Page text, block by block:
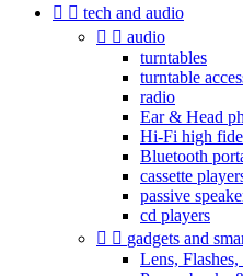
  tech and audio
  audio
turntables
turntable
radio
Ear & Head
Hi-Fi high
Bluetooth
cassette
passive
cd players
  gadgets and
Lens,